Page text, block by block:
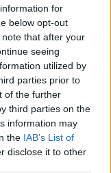
for
below opt-out
that after your
seeing
utilized by
parties prior to
of the further
third parties on the
information may
the IAB’s List of
disclose it to other